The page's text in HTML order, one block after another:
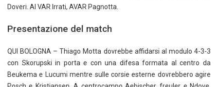
Doveri. Al VAR Irrati, AVAR Pagnotta.
Presentazione del match
QUI BOLOGNA – Thiago Motta dovrebbe affidarsi al modulo 4-3-3
con Skorupski in porta e con una difesa formata al centro da
Beukema e Lucumi mentre sulle corsie esterne dovrebbero agire